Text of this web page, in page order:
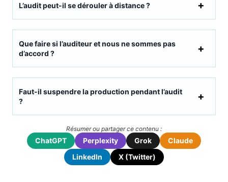
L’audit peut-il se dérouler à distance ?
Que faire si l’auditeur et nous ne sommes pas
d’accord ?
Faut-il suspendre la production pendant l’audit
?
Résumer ou partager ce contenu :
ChatGPT Perplexity Grok
Claude
LinkedIn
X (Twitter)